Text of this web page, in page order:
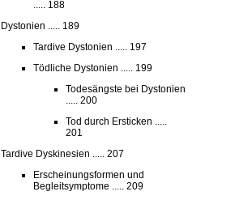
..... 188
Dystonien ..... 189
Tardive Dystonien ..... 197
Tödliche Dystonien ..... 199
Todesängste bei Dystonien
..... 200
Tod durch Ersticken .....
201
Tardive Dyskinesien ..... 207
Erscheinungsformen und
Begleitsymptome ..... 209